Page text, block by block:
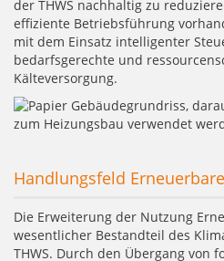
der THWS nachhaltig zu
effiziente Betriebsführung
mit dem Einsatz intelligenter
bedarfsgerechte und
Kälteversorgung.
Handlungsfeld
Die Erweiterung der Nutzung
wesentlicher Bestandteil des
THWS. Durch den Übergang von